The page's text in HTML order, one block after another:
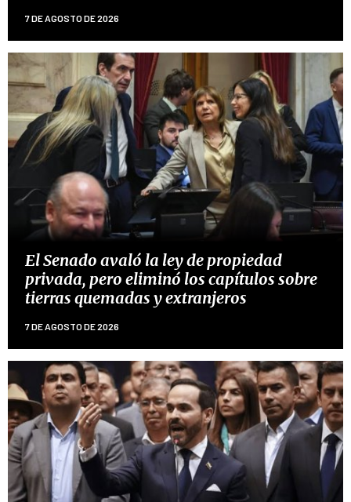
7 DE AGOSTO DE 2026
El Senado avaló la ley de propiedad
privada, pero eliminó los capítulos sobre
tierras quemadas y extranjeros
7 DE AGOSTO DE 2026